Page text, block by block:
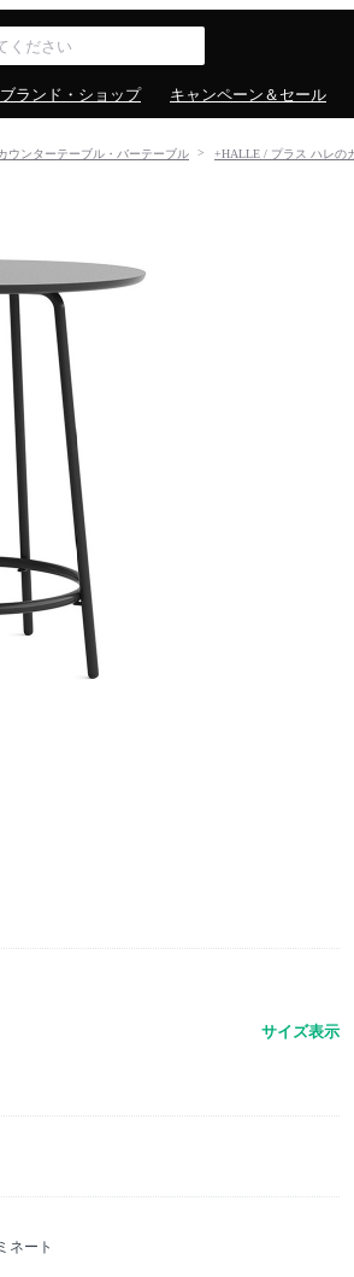
ブランド・ショップ キャンペーン＆セール
ウンターテーブル・バーテーブル +HALLE / プラス ハレの
サイズ表示
ネート